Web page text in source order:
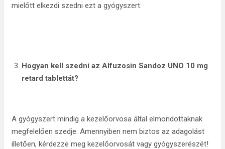
mielőtt elkezdi szedni ezt a gyógyszert.
Hogyan kell szedni az Alfuzosin Sandoz UNO 10 mg
retard tablettát?
A gyógyszert mindig a kezelőorvosa által elmondottaknak
megfelelően szedje. Amennyiben nem biztos az adagolást
illetően, kérdezze meg kezelőorvosát vagy gyógyszerészét!